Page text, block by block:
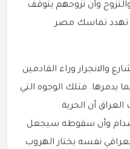
وأن نزوحهم يتوقف
تهدد تماسك مصر
والانجرار وراء القادمين
يدمرها. فتلك الوجوه التي
أن الحرية
صدام وأن سقوطه سيجعل
نفسه يختار الهروب